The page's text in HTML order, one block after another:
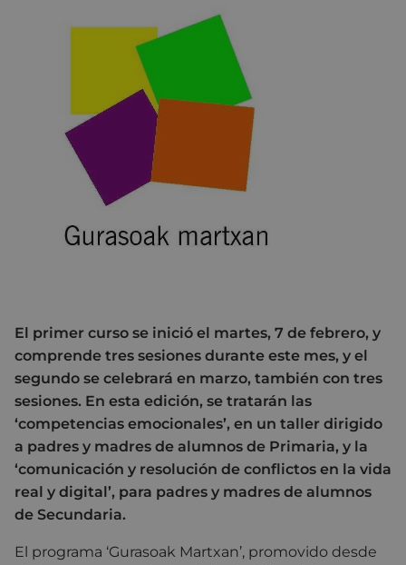
El primer curso se inició el martes, 7 de febrero, y
comprende tres sesiones durante este mes, y el
segundo se celebrará en marzo, también con tres
sesiones. En esta edición, se tratarán las
‘competencias emocionales’, en un taller dirigido
a padres y madres de alumnos de Primaria, y la
‘comunicación y resolución de conflictos en la vida
real y digital’, para padres y madres de alumnos
de Secundaria.
El programa ‘Gurasoak Martxan’, promovido desde